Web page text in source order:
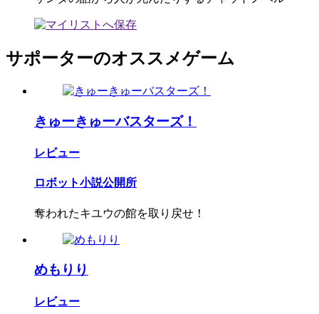
サポーターのオススメゲーム
きゅーきゅーバスターズ！
レビュー
ロボット小説公開所
奪われたキユウの館を取り戻せ！
めもりり
レビュー